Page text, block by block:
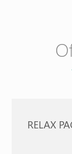
RELAX